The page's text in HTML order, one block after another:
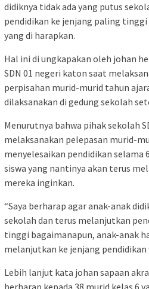
didiknya tidak ada yang putus
pendidikan ke jenjang paling
yang di harapkan.
Hal ini di ungkapakan oleh johan
SDN 01 negeri katon saat
perpisahan murid-murid tahun
dilaksanakan di gedung sekolah
Menurutnya bahwa pihak sekolah
melaksanakan pelepasan murid-
menyelesaikan pendidikan selama
siswa yang nantinya akan terus
mereka inginkan.
“Saya berharap agar anak-anak
sekolah dan terus melanjutkan
tinggi bagaimanapun, anak-anak
melanjutkan ke jenjang
Lebih lanjut kata johan sapaan